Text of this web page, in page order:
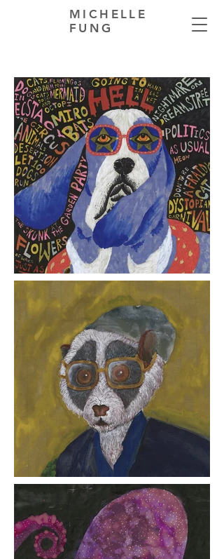
MICHELLE
FUNG